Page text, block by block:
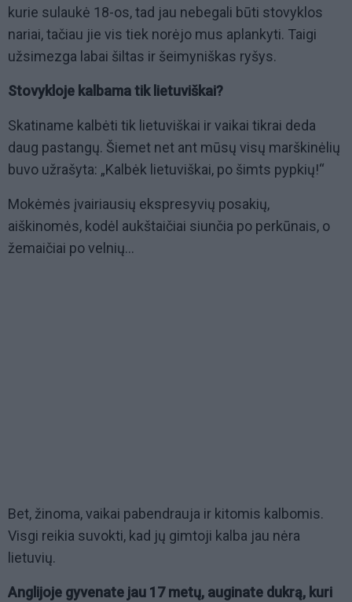
kurie sulaukė 18-os, tad jau nebegali būti stovyklos
nariai, tačiau jie vis tiek norėjo mus aplankyti. Taigi
užsimezga labai šiltas ir šeimyniškas ryšys.
Stovykloje kalbama tik lietuviškai?
Skatiname kalbėti tik lietuviškai ir vaikai tikrai deda
daug pastangų. Šiemet net ant mūsų visų marškinėlių
buvo užrašyta: „Kalbėk lietuviškai, po šimts pypkių!“
Mokėmės įvairiausių ekspresyvių posakių,
aiškinomės, kodėl aukštaičiai siunčia po perkūnais, o
žemaičiai po velnių...
Bet, žinoma, vaikai pabendrauja ir kitomis kalbomis.
Visgi reikia suvokti, kad jų gimtoji kalba jau nėra
lietuvių.
Anglijoje gyvenate jau 17 metų, auginate dukrą, kuri